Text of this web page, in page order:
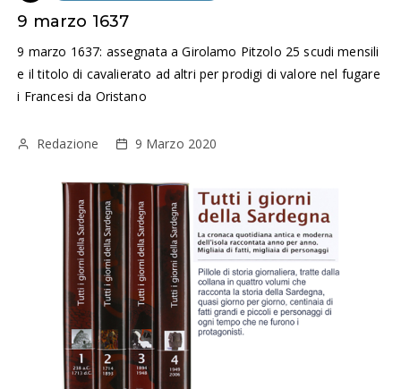
9 marzo 1637
9 marzo 1637: assegnata a Girolamo Pitzolo 25 scudi mensili
e il titolo di cavalierato ad altri per prodigi di valore nel fugare
i Francesi da Oristano
Redazione 9 Marzo 2020